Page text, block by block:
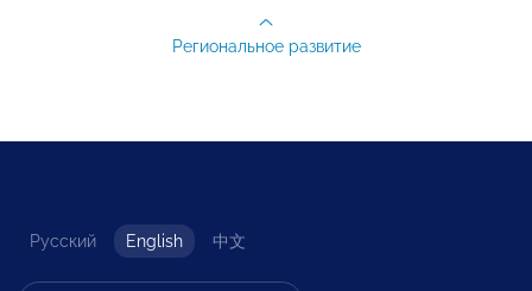
Региональное развитие
Русский English 中文